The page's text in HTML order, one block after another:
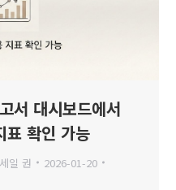
대시보드에서
확인 가능
세일 권
2026-01-20